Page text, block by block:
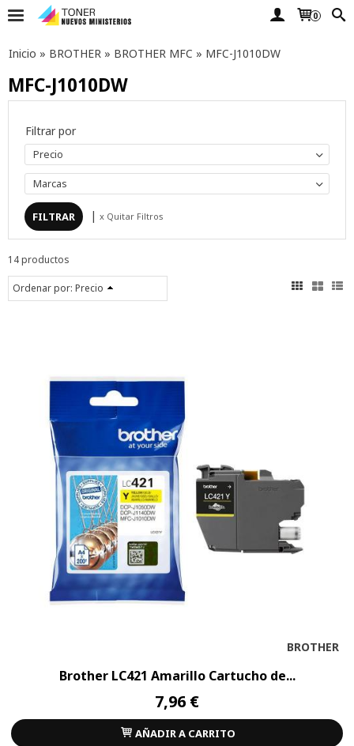
0
Inicio » BROTHER » BROTHER MFC » MFC-J1010DW
MFC-J1010DW
Filtrar por
Precio
Marcas
| x Quitar Filtros
14 productos
Ordenar por: Precio
BROTHER
Brother LC421 Amarillo Cartucho de...
7,96 €
AÑADIR A CARRITO